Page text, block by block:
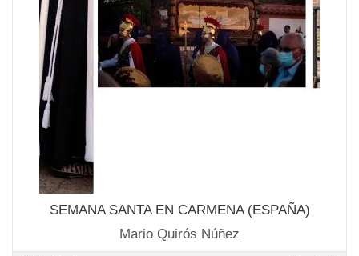
SEMANA SANTA EN CARMENA (ESPAÑA)
Mario Quirós Núñez